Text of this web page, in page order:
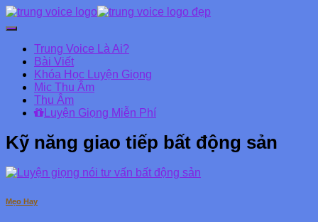
Chuyển
Danh
mục
chính
Trung Voice Là Ai?
Bài Viết
Khóa Học Luyện Giọng
Mic Thu Âm
Thu Âm
Luyện Giọng Miễn Phí
Kỹ năng giao tiếp bất động sản
Mẹo Hay